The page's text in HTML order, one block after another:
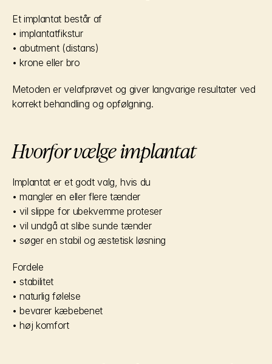
Et implantat består af
• implantatfikstur
• abutment (distans)
• krone eller bro
Metoden er velafprøvet og giver langvarige resultater ved
korrekt behandling og opfølgning.
Hvorfor vælge implantat
Implantat er et godt valg, hvis du
• mangler en eller flere tænder
• vil slippe for ubekvemme proteser
• vil undgå at slibe sunde tænder
• søger en stabil og æstetisk løsning
Fordele
• stabilitet
• naturlig følelse
• bevarer kæbebenet
• høj komfort